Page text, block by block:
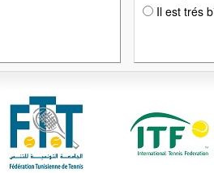
Il est trés